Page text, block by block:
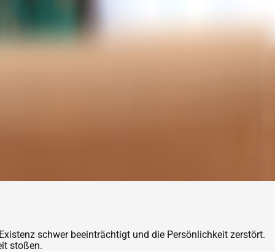
schwer beeinträchtigt und die Persönlichkeit zerstört.
stoßen.